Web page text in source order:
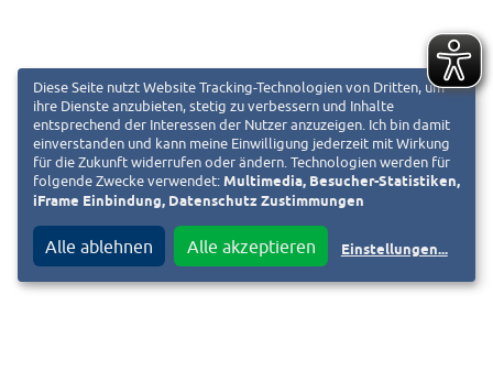
Diese Seite nutzt Website Tracking-Technologien von Dritten, um
ihre Dienste anzubieten, stetig zu verbessern und Inhalte
entsprechend der Interessen der Nutzer anzuzeigen. Ich bin damit
einverstanden und kann meine Einwilligung jederzeit mit Wirkung
für die Zukunft widerrufen oder ändern. Technologien werden für
folgende Zwecke verwendet: Multimedia, Besucher-Statistiken,
iFrame Einbindung, Datenschutz Zustimmungen
Alle ablehnen Alle akzeptieren Einstellungen...